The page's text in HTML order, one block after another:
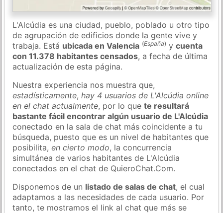
L'Alcúdia es una ciudad, pueblo, poblado u otro tipo
de agrupación de edificios donde la gente vive y
trabaja. Está ubicada en Valencia (España) ycuenta
con 11.378 habitantes censados, a fecha de última
actualización de esta página.
Nuestra experiencia nos muestra que,
estadísticamente,hay 4 usuarios de L'Alcúdia online
en el chat actualmente, por lo quete resultará
bastante fácil encontrar algún usuario de L'Alcúdia
conectado en la sala de chat más coincidente a tu
búsqueda, puesto que es un nivel de habitantes que
posibilita,en cierto modo, la concurrencia
simultánea de varios habitantes de L'Alcúdia
conectados en el chat de QuieroChat.Com.
Disponemos de un listado de salas de chat, el cual
adaptamos a las necesidades de cada usuario. Por
tanto, te mostramos el link al chat que más se